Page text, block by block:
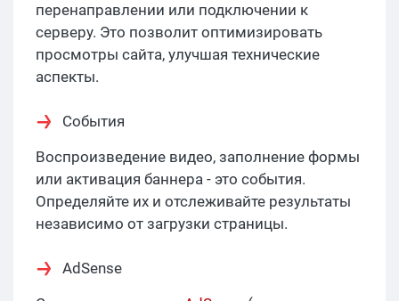
перенаправлении или подключении к
серверу. Это позволит оптимизировать
просмотры сайта, улучшая технические
аспекты.
События
Воспроизведение видео, заполнение формы
или активация баннера - это события.
Определяйте их и отслеживайте результаты
независимо от загрузки страницы.
AdSense